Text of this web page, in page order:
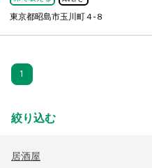
東京都昭島市玉川町４-８
1
絞り込む
居酒屋